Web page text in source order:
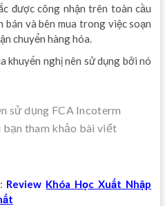
được công nhận trên toàn cầu
bán và bên mua trong việc soạn
chuyển hàng hóa.
khuyến nghị nên sử dụng bởi nó
sử dụng FCA Incoterm
tham khảo bài viết
Review Khóa Học Xuất Nhập